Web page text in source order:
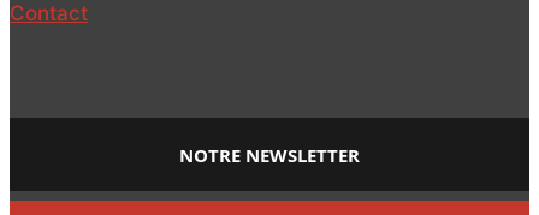
Contact
NOTRE NEWSLETTER